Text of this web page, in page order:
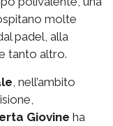
molte
padel, alla
tanto altro.
, nell’ambito
Giovine ha